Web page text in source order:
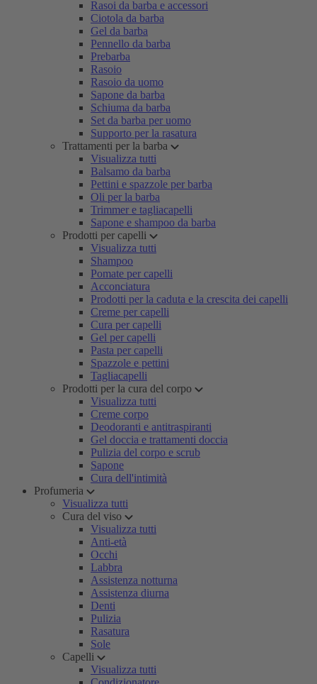
Rasoi da barba e accessori
Ciotola da barba
Gel da barba
Pennello da barba
Prebarba
Rasoio
Rasoio da uomo
Sapone da barba
Schiuma da barba
Set da barba per uomo
Supporto per la rasatura
Trattamenti per la barba
Visualizza tutti
Balsamo da barba
Pettini e spazzole per barba
Oli per la barba
Trimmer e tagliacapelli
Sapone e shampoo da barba
Prodotti per capelli
Visualizza tutti
Shampoo
Pomate per capelli
Acconciatura
Prodotti per la caduta e la crescita dei capelli
Creme per capelli
Cura per capelli
Gel per capelli
Pasta per capelli
Spazzole e pettini
Tagliacapelli
Prodotti per la cura del corpo
Visualizza tutti
Creme corpo
Deodoranti e antitraspiranti
Gel doccia e trattamenti doccia
Pulizia del corpo e scrub
Sapone
Cura dell'intimità
Profumeria
Visualizza tutti
Cura del viso
Visualizza tutti
Anti-età
Occhi
Labbra
Assistenza notturna
Assistenza diurna
Denti
Pulizia
Rasatura
Sole
Capelli
Visualizza tutti